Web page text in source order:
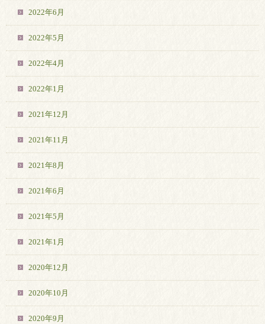
2022年6月
2022年5月
2022年4月
2022年1月
2021年12月
2021年11月
2021年8月
2021年6月
2021年5月
2021年1月
2020年12月
2020年10月
2020年9月